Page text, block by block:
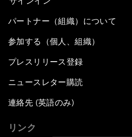
パートナー（組織）について
参加する（個人、組織）
プレスリリース登録
ニュースレター購読
連絡先 (英語のみ)
リンク